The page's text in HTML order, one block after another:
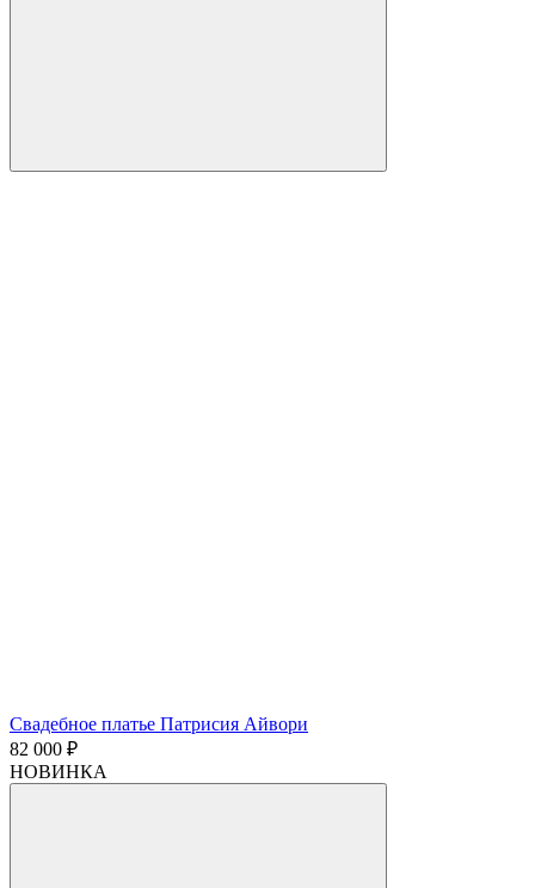
Свадебное платье Патрисия Айвори
82 000 ₽
НОВИНКА